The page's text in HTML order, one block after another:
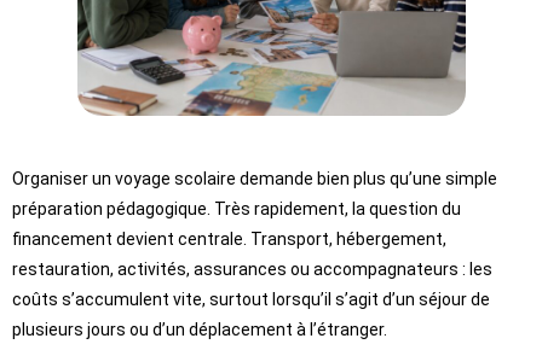
Organiser un voyage scolaire demande bien plus qu’une simple
préparation pédagogique. Très rapidement, la question du
financement devient centrale. Transport, hébergement,
restauration, activités, assurances ou accompagnateurs : les
coûts s’accumulent vite, surtout lorsqu’il s’agit d’un séjour de
plusieurs jours ou d’un déplacement à l’étranger.